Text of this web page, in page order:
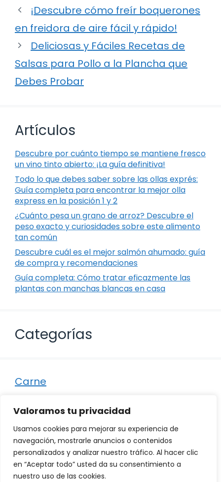
Valoramos tu privacidad
Usamos cookies para mejorar su experiencia de
navegación, mostrarle anuncios o contenidos
personalizados y analizar nuestro tráfico. Al hacer clic
en “Aceptar todo” usted da su consentimiento a
nuestro uso de las cookies.
¡Descubre cómo freír boquerones
en freidora de aire fácil y rápido!
Deliciosas y Fáciles Recetas de
Salsas para Pollo a la Plancha que
Debes Probar
Artículos
Descubre por cuánto tiempo se mantiene fresco
un vino tinto abierto: ¡La guía definitiva!
Todo lo que debes saber sobre las ollas exprés:
Guía completa para encontrar la mejor olla
express en la posición 1 y 2
¿Cuánto pesa un grano de arroz? Descubre el
peso exacto y curiosidades sobre este alimento
tan común
Descubre cuál es el mejor salmón ahumado: guía
de compra y recomendaciones
Guía completa: Cómo tratar eficazmente las
plantas con manchas blancas en casa
Categorías
Carne
Otro
Pescado
Recetas